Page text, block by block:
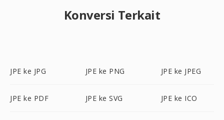
Konversi Terkait
JPE ke JPG JPE ke PNG JPE ke JPEG
JPE ke PDF JPE ke SVG JPE ke ICO